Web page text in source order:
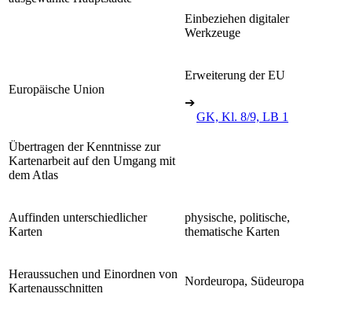
Einbeziehen digitaler
Werkzeuge
Europäische Union
Erweiterung der EU
➔
GK, Kl. 8/9, LB 1
Übertragen der Kenntnisse zur
Kartenarbeit auf den Umgang mit
dem Atlas
Auffinden unterschiedlicher
Karten
physische, politische,
thematische Karten
Heraussuchen und Einordnen von
Kartenausschnitten
Nordeuropa, Südeuropa